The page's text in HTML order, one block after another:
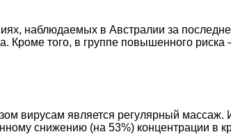
наблюдаемых в Австралии за
того, в группе повышенного риска
вирусам является регулярный массаж.
снижению (на 53%) концентрации в